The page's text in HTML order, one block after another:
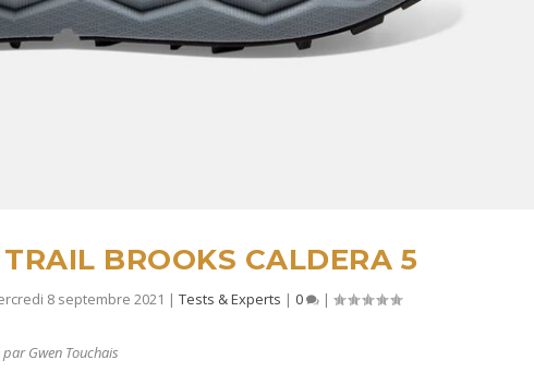
BROOKS CALDERA 5
8 septembre 2021 |Tests & Experts |0 |
Gwen Touchais